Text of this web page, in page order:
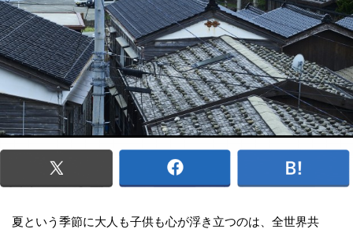
夏という季節に大人も子供も心が浮き立つのは、全世界共